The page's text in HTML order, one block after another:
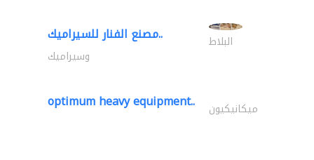
مصنع الفنار للسيراميك.. البلاط
وسيراميك
optimum heavy equipment.. ميكانيكيون